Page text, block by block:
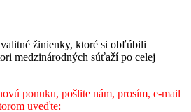
žinienky, ktoré si obľúbili
medzinárodných súťaží po celej
ponuku, pošlite nám, prosím, e-mail
uveďte: